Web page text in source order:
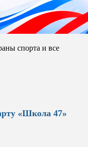
спорта и все
«Школа 47»